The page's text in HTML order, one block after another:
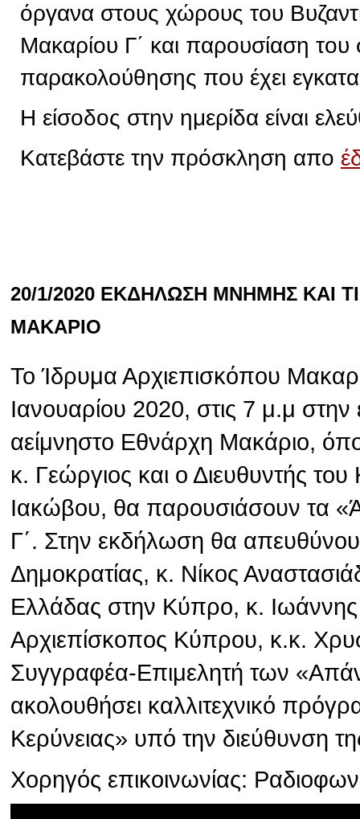
όργανα στους χώρους του
Μακαρίου Γ΄ και παρουσίαση του
παρακολούθησης που έχει
Η είσοδος στην ημερίδα είναι
Κατεβάστε την πρόσκληση απο
20/1/2020 ΕΚΔΗΛΩΣΗ ΜΝΗΜΗΣ ΚΑΙ
ΜΑΚΑΡΙΟ
Το Ίδρυμα Αρχιεπισκόπου
Ιανουαρίου 2020, στις 7 μ.μ
αείμνηστο Εθνάρχη Μακάριο,
κ. Γεώργιος και ο Διευθυντής
Ιακώβου, θα παρουσιάσουν τα
Γ΄. Στην εκδήλωση θα
Δημοκρατίας, κ. Νίκος
Ελλάδας στην Κύπρο, κ.
Αρχιεπίσκοπος Κύπρου, κ.κ.
Συγγραφέα-Επιμελητή των
ακολουθήσει καλλιτεχνικό
Κερύνειας» υπό την διεύθυνση
Χορηγός επικοινωνίας: